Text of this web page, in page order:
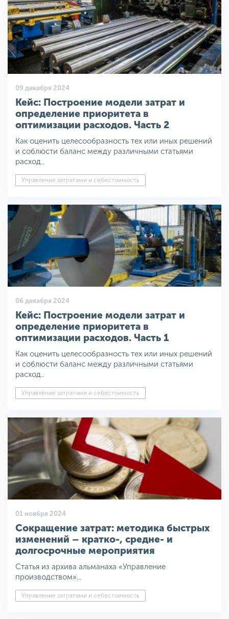
09 декабря 2024
Кейс: Построение модели затрат и
определение приоритета в
оптимизации расходов. Часть 2
Как оценить целесообразность тех или иных решений
и соблюсти баланс между различными статьями
расход..
Управление затратами и себестоимость
06 декабря 2024
Кейс: Построение модели затрат и
определение приоритета в
оптимизации расходов. Часть 1
Как оценить целесообразность тех или иных решений
и соблюсти баланс между различными статьями
расход..
Управление затратами и себестоимость
01 ноября 2024
Сокращение затрат: методика быстрых
изменений – кратко-, средне- и
долгосрочные мероприятия
Статья из архива альманаха «Управление
производством»...
Управление затратами и себестоимость